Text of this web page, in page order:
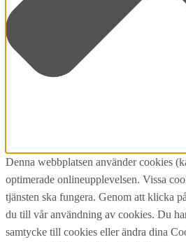
Denna webbplatsen använder cookies
optimerade onlineupplevelsen. Vissa
tjänsten ska fungera. Genom att klicka
du till vår användning av cookies. Du
samtycke till cookies eller ändra dina